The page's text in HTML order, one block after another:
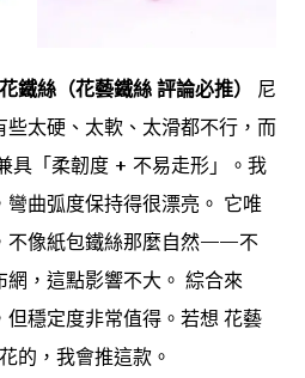
絲（花藝鐵絲 評論必推）
尼
太硬、太軟、太滑都不行，而
具「柔韌度 + 不易走形」。我
曲弧度保持得很漂亮。 它唯
不像紙包鐵絲那麼自然——不
，這點影響不大。 綜合來
穩定度非常值得。若想 花藝
的，我會推這款。